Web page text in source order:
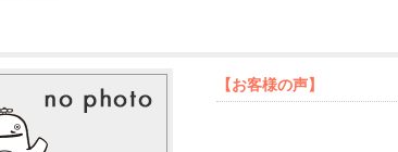
【お客様の声】